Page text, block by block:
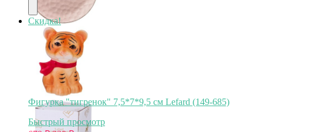
Скидка!
Фигурка "тигренок" 7,5*7*9,5 см Lefard (149-685)
Быстрый просмотр